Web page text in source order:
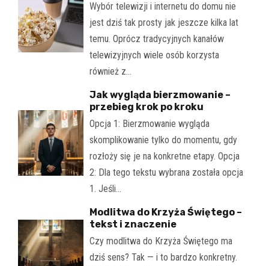
Wybór telewizji i internetu do domu nie
jest dziś tak prosty jak jeszcze kilka lat
temu. Oprócz tradycyjnych kanałów
telewizyjnych wiele osób korzysta
również z…
Jak wygląda bierzmowanie –
przebieg krok po kroku
Opcja 1: Bierzmowanie wygląda
skomplikowanie tylko do momentu, gdy
rozłoży się je na konkretne etapy. Opcja
2: Dla tego tekstu wybrana została opcja
1. Jeśli…
Modlitwa do Krzyża Świętego –
tekst i znaczenie
Czy modlitwa do Krzyża Świętego ma
dziś sens? Tak — i to bardzo konkretny.